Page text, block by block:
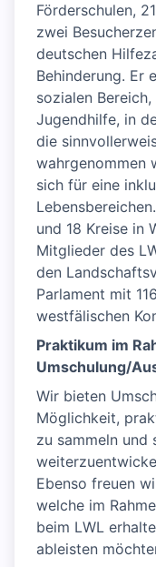
Förderschulen,
zwei
deutschen
Behinderung. Er
sozialen
Jugendhilfe, in
die
wahrgenommen
sich für eine
und 18 Kreise in
Mitglieder des
den
Parlament mit
westfälischen
Praktikum im
Umschulung/
Wir bieten
Möglichkeit,
zu sammeln und
Ebenso freuen
welche im
beim LWL
ableisten